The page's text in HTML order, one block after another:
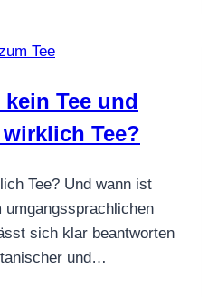
Tee
Tee und
Tee?
Tee? Und wann ist
umgangssprachlichen
sich klar beantworten
und…